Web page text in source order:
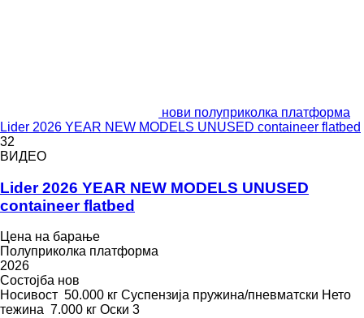
нови полуприколка платформа
Lider 2026 YEAR NEW MODELS UNUSED containeer flatbed
32
ВИДЕО
Lider 2026 YEAR NEW MODELS UNUSED
containeer flatbed
Цена на барање
Полуприколка платформа
2026
Состојба нов
Носивост 50.000 кг Суспензија пружина/пневматски Нето
тежина 7.000 кг Оски 3